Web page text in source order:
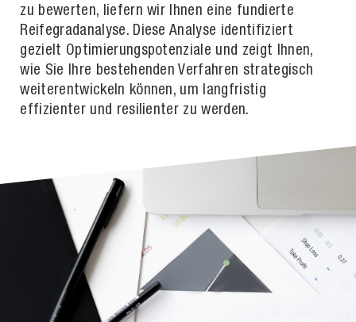
zu bewerten, liefern wir Ihnen eine fundierte
Reifegradanalyse. Diese Analyse identifiziert
gezielt Optimierungspotenziale und zeigt Ihnen,
wie Sie Ihre bestehenden Verfahren strategisch
weiterentwickeln können, um langfristig
effizienter und resilienter zu werden.